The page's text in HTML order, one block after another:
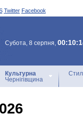
Twitter Facebook
Субота, 8 серпня,
Культурна
Чернігівщина